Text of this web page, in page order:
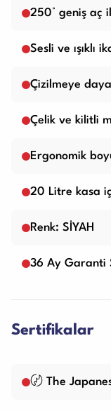
250° geniş aç
Sesli ve ışıklı
Çizilmeye
Çelik ve kilitli
Ergonomik
20 Litre kasa
Renk: SİYAH
36 Ay Garanti
Sertifikalar
〄 The